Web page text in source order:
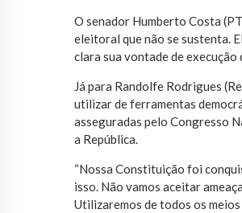
O senador Humberto Costa
eleitoral que não se sustenta.
clara sua vontade de execução
Já para Randolfe Rodrigues
utilizar de ferramentas
asseguradas pelo Congresso
a República.
“Nossa Constituição foi
isso. Não vamos aceitar
Utilizaremos de todos os